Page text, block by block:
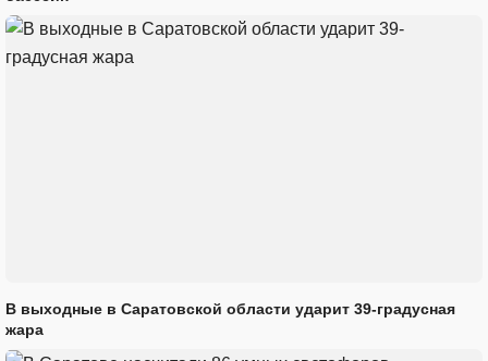
В выходные в Саратовской области ударит 39-градусная
жара